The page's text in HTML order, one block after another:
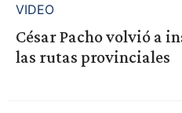
VIDEO
César Pacho volvió a
las rutas provinciales